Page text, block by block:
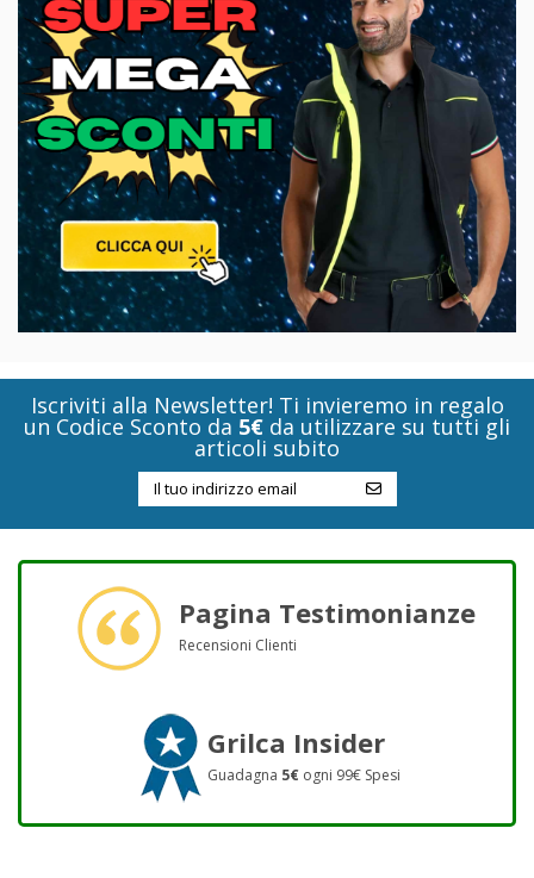
Iscriviti alla Newsletter! Ti invieremo in regalo
un Codice Sconto da 5€ da utilizzare su tutti gli
articoli subito
Pagina Testimonianze
Recensioni Clienti
Grilca Insider
Guadagna 5€ ogni 99€ Spesi